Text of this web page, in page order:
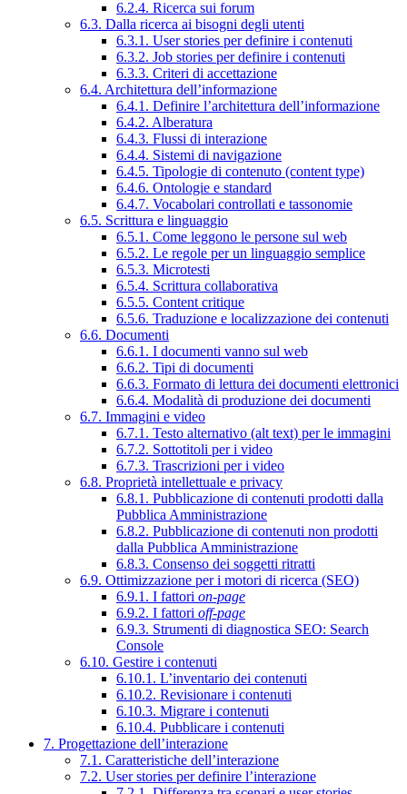
6.2.4. Ricerca sui forum
6.3. Dalla ricerca ai bisogni degli utenti
6.3.1. User stories per definire i contenuti
6.3.2. Job stories per definire i contenuti
6.3.3. Criteri di accettazione
6.4. Architettura dell’informazione
6.4.1. Definire l’architettura dell’informazione
6.4.2. Alberatura
6.4.3. Flussi di interazione
6.4.4. Sistemi di navigazione
6.4.5. Tipologie di contenuto (content type)
6.4.6. Ontologie e standard
6.4.7. Vocabolari controllati e tassonomie
6.5. Scrittura e linguaggio
6.5.1. Come leggono le persone sul web
6.5.2. Le regole per un linguaggio semplice
6.5.3. Microtesti
6.5.4. Scrittura collaborativa
6.5.5. Content critique
6.5.6. Traduzione e localizzazione dei contenuti
6.6. Documenti
6.6.1. I documenti vanno sul web
6.6.2. Tipi di documenti
6.6.3. Formato di lettura dei documenti elettronici
6.6.4. Modalità di produzione dei documenti
6.7. Immagini e video
6.7.1. Testo alternativo (alt text) per le immagini
6.7.2. Sottotitoli per i video
6.7.3. Trascrizioni per i video
6.8. Proprietà intellettuale e privacy
6.8.1. Pubblicazione di contenuti prodotti dalla
Pubblica Amministrazione
6.8.2. Pubblicazione di contenuti non prodotti
dalla Pubblica Amministrazione
6.8.3. Consenso dei soggetti ritratti
6.9. Ottimizzazione per i motori di ricerca (SEO)
6.9.1. I fattori on-page
6.9.2. I fattori off-page
6.9.3. Strumenti di diagnostica SEO: Search
Console
6.10. Gestire i contenuti
6.10.1. L’inventario dei contenuti
6.10.2. Revisionare i contenuti
6.10.3. Migrare i contenuti
6.10.4. Pubblicare i contenuti
7. Progettazione dell’interazione
7.1. Caratteristiche dell’interazione
7.2. User stories per definire l’interazione